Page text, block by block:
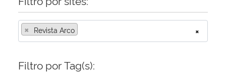
Banco Central do Brasil
Planalto
×
× Revista Arco
Filtro por Tag(s):